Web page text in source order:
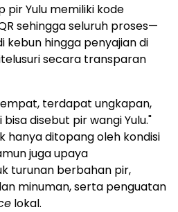
pir Yulu memiliki kode
sehingga seluruh proses—
kebun hingga penyajian di
secara transparan
terdapat ungkapan,
disebut pir wangi Yulu."
hanya ditopang oleh kondisi
juga upaya
turunan berbahan pir,
minuman, serta penguatan
lokal.